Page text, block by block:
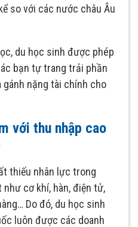
so với các nước châu Âu
du học sinh được phép
bạn tự trang trải phần
gánh nặng tài chính cho
với thu nhập cao
thiếu nhân lực trong
cơ khí, hàn, điện tử,
Do đó, du học sinh
luôn được các doanh